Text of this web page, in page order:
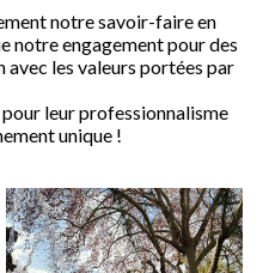
notre savoir-faire en
notre engagement pour des
avec les valeurs portées par
leur professionnalisme
unique !